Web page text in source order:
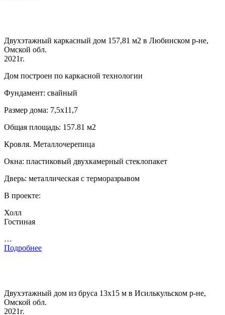
Двухэтажный каркасный дом 157,81 м2 в Любинском р-не,
Омской обл.
2021г.
Дом построен по каркасной технологии
Фундамент: свайный
Размер дома: 7,5х11,7
Общая площадь: 157.81 м2
Кровля. Металлочерепица
Окна: пластиковый двухкамерный стеклопакет
Дверь: металлическая с терморазрывом
В проекте:
Холл
Гостиная
…
Подробнее
Двухэтажный дом из бруса 13х15 м в Исилькульском р-не,
Омской обл.
2021г.